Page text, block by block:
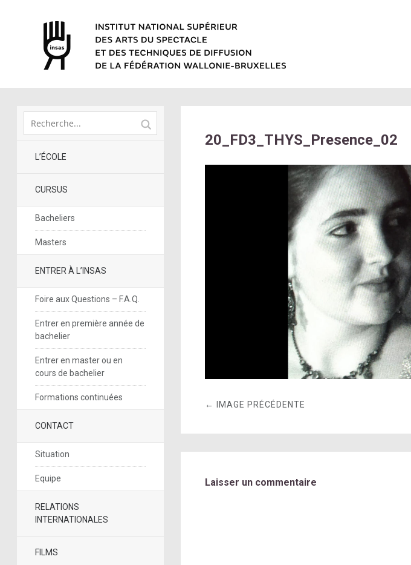
L’ÉCOLE
CURSUS
Bacheliers
Masters
ENTRER À L’INSAS
Foire aux Questions – F.A.Q.
Entrer en première année de
bachelier
Entrer en master ou en
cours de bachelier
Formations continuées
CONTACT
Situation
Equipe
RELATIONS
INTERNATIONALES
FILMS
20_FD3_THYS_Presence_02
← IMAGE PRÉCÉDENTE
Laisser un commentaire